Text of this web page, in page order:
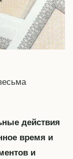
действия
время и
и